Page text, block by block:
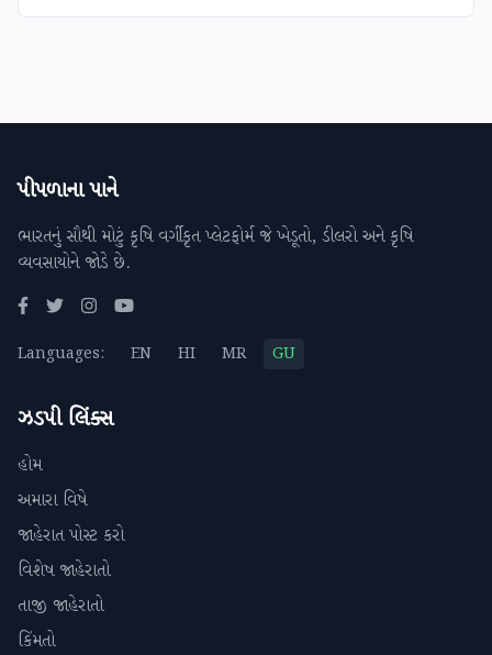
પીપળાના પાને
ભારતનું સૌથી મોટું કૃષિ વર્ગીકૃત પ્લેટફોર્મ જે ખેડૂતો, ડીલરો અને કૃષિ
વ્યવસાયોને જોડે છે.
Languages: EN HI MR GU
ઝડપી લિંક્સ
હોમ
અમારા વિષે
જાહેરાત પોસ્ટ કરો
વિશેષ જાહેરાતો
તાજી જાહેરાતો
કિંમતો